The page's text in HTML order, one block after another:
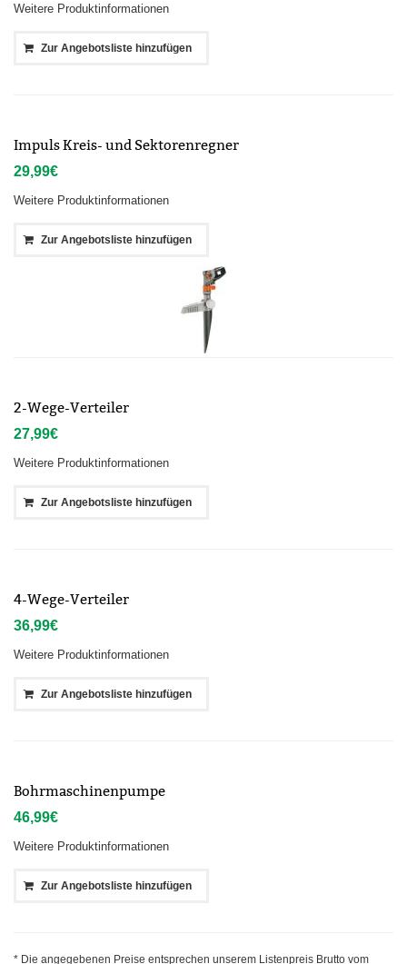
Weitere Produktinformationen
Zur Angebotsliste hinzufügen
Impuls Kreis- und Sektorenregner
29,99€
Weitere Produktinformationen
Zur Angebotsliste hinzufügen
2-Wege-Verteiler
27,99€
Weitere Produktinformationen
Zur Angebotsliste hinzufügen
4-Wege-Verteiler
36,99€
Weitere Produktinformationen
Zur Angebotsliste hinzufügen
Bohrmaschinenpumpe
46,99€
Weitere Produktinformationen
Zur Angebotsliste hinzufügen
* Die angegebenen Preise entsprechen unserem Listenpreis Brutto vom